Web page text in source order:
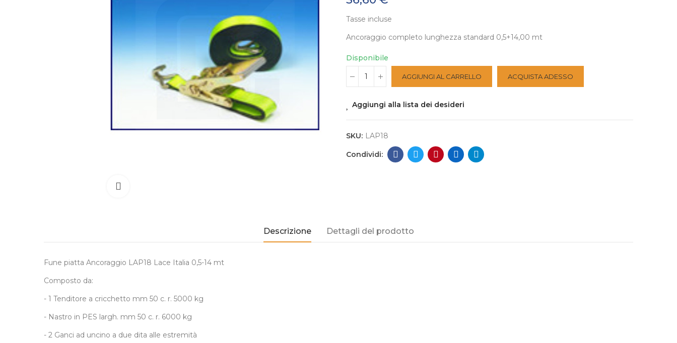
Tasse incluse
Ancoraggio completo lunghezza standard 0,5+14,00 mt
Disponibile
AGGIUNGI AL CARRELLO ACQUISTA ADESSO
Aggiungi alla lista dei desideri
SKU: LAP18
Descrizione Dettagli del prodotto
Fune piatta Ancoraggio LAP18 Lace Italia 0,5-14 mt
Composto da:
- 1 Tenditore a cricchetto mm 50 c. r. 5000 kg
- Nastro in PES largh. mm 50 c. r. 6000 kg
- 2 Ganci ad uncino a due dita alle estremità